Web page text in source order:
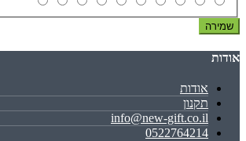
שמירה
אודות
אודות
תקנון
info@new-gift.co.il
0522764214